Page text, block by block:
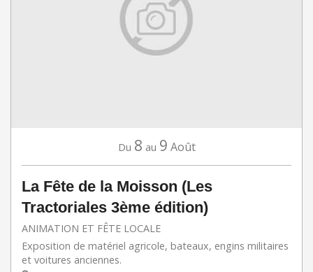
Du 8 au 9 Août
La Fête de la Moisson (Les
Tractoriales 3ème édition)
ANIMATION ET FÊTE LOCALE
Exposition de matériel agricole, bateaux, engins militaires
et voitures anciennes.